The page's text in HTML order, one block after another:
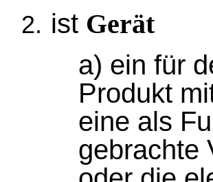
ist Gerät
a) ein für
Produkt
eine als
gebrachte